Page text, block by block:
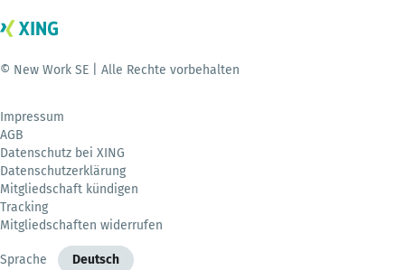
© New Work SE | Alle Rechte vorbehalten
Impressum
AGB
Datenschutz bei XING
Datenschutzerklärung
Mitgliedschaft kündigen
Tracking
Mitgliedschaften widerrufen
Sprache Deutsch